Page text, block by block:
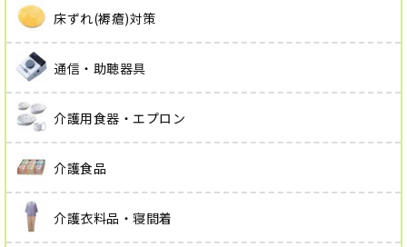
床ずれ(褥瘡)対策
通信・助聴器具
介護用食器・エプロン
介護食品
介護衣料品・寝間着